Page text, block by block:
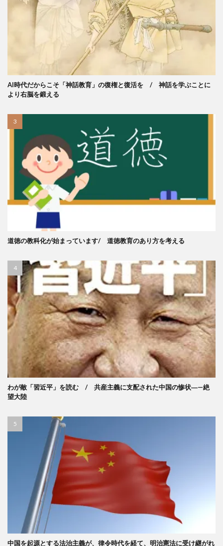
AI時代だからこそ「神話教育」の復権と復活を / 神話を学ぶことに
より右脳を鍛える
道徳の教科化が始まっています/ 道徳教育のあり方を考える
わが敵「習近平」を読む / 共産主義に支配された中国の惨状―—絶
望大陸
中国を起源とする法治主義が、律令時代を経て、明治憲法に受け継がれ